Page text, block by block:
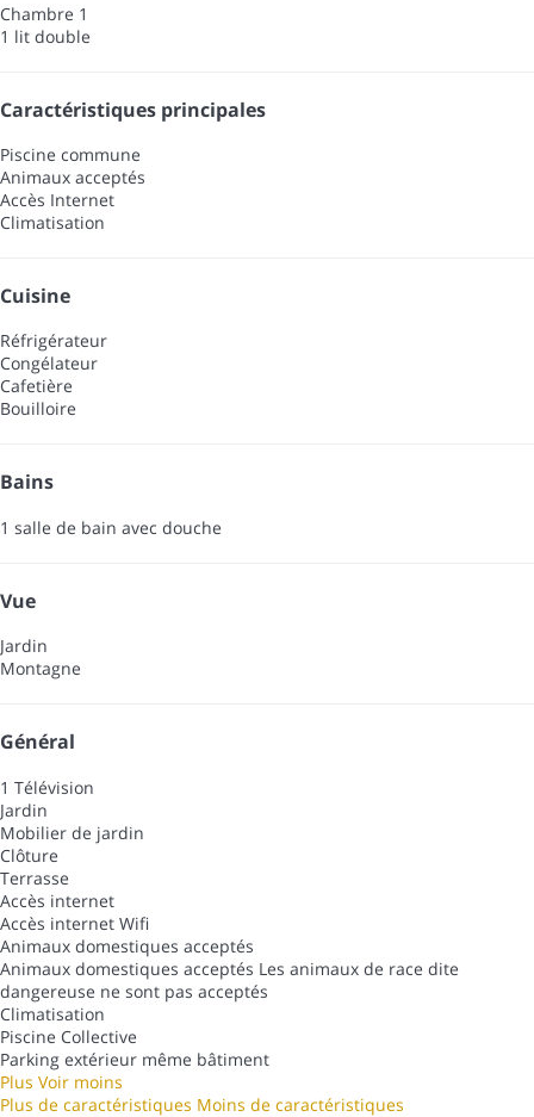
Chambre 1
1 lit double
Caractéristiques principales
Piscine commune
Animaux acceptés
Accès Internet
Climatisation
Cuisine
Réfrigérateur
Congélateur
Cafetière
Bouilloire
Bains
1 salle de bain avec douche
Vue
Jardin
Montagne
Général
1 Télévision
Jardin
Mobilier de jardin
Clôture
Terrasse
Accès internet
Accès internet Wifi
Animaux domestiques acceptés
Animaux domestiques acceptés Les animaux de race dite
dangereuse ne sont pas acceptés
Climatisation
Piscine Collective
Parking extérieur même bâtiment
Plus Voir moins
Plus de caractéristiques Moins de caractéristiques